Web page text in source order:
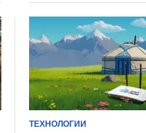
ТЕХНОЛОГИИ